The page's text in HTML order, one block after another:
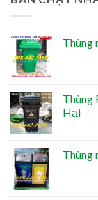
Thùng
Thùng
Hại
Thùng